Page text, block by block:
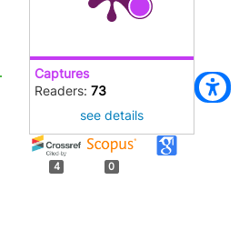
Captures
Readers: 73
see details
4 0